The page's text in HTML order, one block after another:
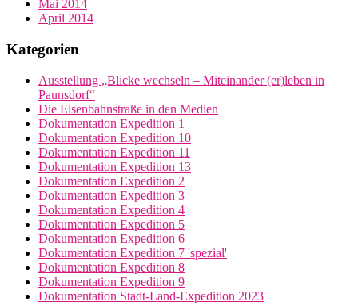
Mai 2014
April 2014
Kategorien
Ausstellung „Blicke wechseln – Miteinander (er)leben in
Paunsdorf“
Die Eisenbahnstraße in den Medien
Dokumentation Expedition 1
Dokumentation Expedition 10
Dokumentation Expedition 11
Dokumentation Expedition 13
Dokumentation Expedition 2
Dokumentation Expedition 3
Dokumentation Expedition 4
Dokumentation Expedition 5
Dokumentation Expedition 6
Dokumentation Expedition 7 'spezial'
Dokumentation Expedition 8
Dokumentation Expedition 9
Dokumentation Stadt-Land-Expedition 2023